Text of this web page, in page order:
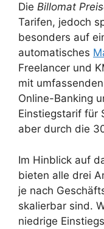
Die Billomat
Tarifen, jedoch
besonders auf
automatisches
Freelancer und
mit
Online-Banking
Einstiegstarif für
aber durch die
Im Hinblick auf
bieten alle drei
je nach
skalierbar sind.
niedrige